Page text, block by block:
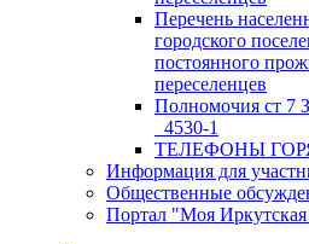
Перечень
городского
постоянного
переселенцев
Полномочия ст 7
_4530-1
ТЕЛЕФОНЫ
Информация для
Общественные
Портал "Моя Иркутская